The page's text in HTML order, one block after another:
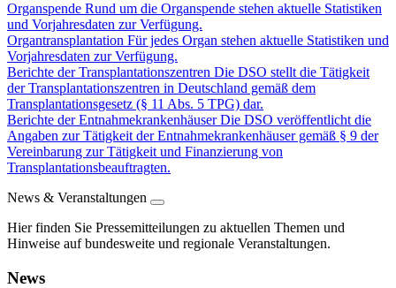
Organspende Rund um die Organspende stehen aktuelle Statistiken
und Vorjahresdaten zur Verfügung.
Organtransplantation Für jedes Organ stehen aktuelle Statistiken und
Vorjahresdaten zur Verfügung.
Berichte der Transplantationszentren Die DSO stellt die Tätigkeit
der Transplantationszentren in Deutschland gemäß dem
Transplantationsgesetz (§ 11 Abs. 5 TPG) dar.
Berichte der EntnahmekrankenhäuserDie DSO veröffentlicht die
Angaben zur Tätigkeit der Entnahmekrankenhäuser gemäß § 9 der
Vereinbarung zur Tätigkeit und Finanzierung von
Transplantationsbeauftragten.
News & Veranstaltungen
Hier finden Sie Pressemitteilungen zu aktuellen Themen und
Hinweise auf bundesweite und regionale Veranstaltungen.
News